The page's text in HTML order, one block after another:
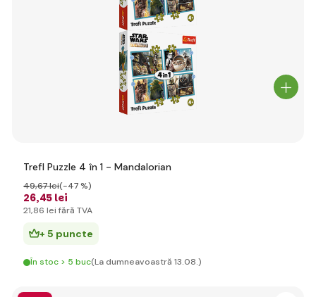
Trefl Puzzle 4 în 1 - Mandalorian
26,45 lei
49,67 lei(-47 %)
21,86 lei fără TVA
+ 5 puncte
În stoc > 5 buc(La dumneavoastră 13.08.)